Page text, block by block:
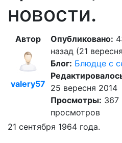
новости.
Автор
valery57
Опубликовано:
назад (21
Блог: Блюдце с
25 вересня 2014
Просмотры: 367
просмотров
21 cентября 1964 года.